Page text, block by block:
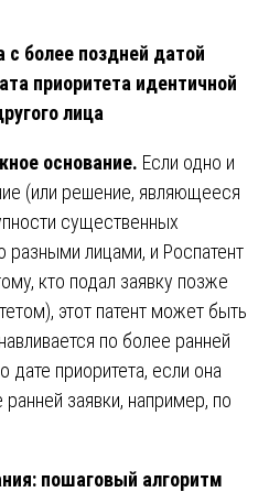
с более поздней датой
приоритета идентичной
лица
основание. Если одно и
(или решение, являющееся
существенных
разными лицами, и Роспатент
кто подал заявку позже
этот патент может быть
по более ранней
дате приоритета, если она
заявки, например, по
пошаговый алгоритм